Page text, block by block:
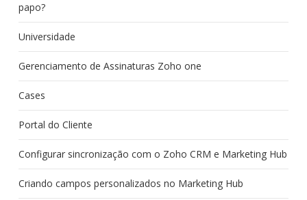
papo?
Universidade
Gerenciamento de Assinaturas Zoho one
Cases
Portal do Cliente
Configurar sincronização com o Zoho CRM e Marketing Hub
Criando campos personalizados no Marketing Hub